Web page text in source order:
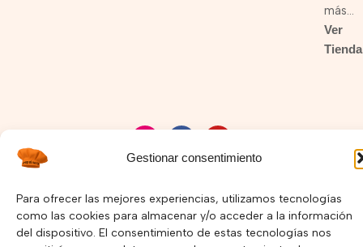
Gestionar consentimiento
Para ofrecer las mejores experiencias, utilizamos tecnologías
como las cookies para almacenar y/o acceder a la información
del dispositivo. El consentimiento de estas tecnologías nos
más…
Ver
Tienda
I
s
g
r
a
m
F
c
o
o
k
Y
u
b
e
Política de Privacidad –Política de Cookies
Copyright © 2025 Pepelnary.com | Página Web hecha por
Mayorga Marketing